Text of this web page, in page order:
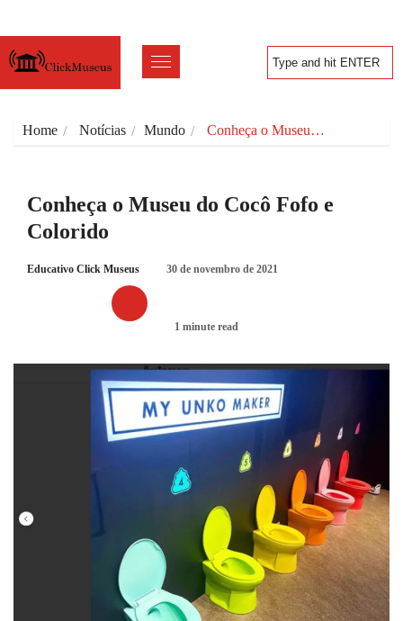
Home Notícias Mundo Conheça o Museu…
Conheça o Museu do Cocô Fofo e
Colorido
Educativo Click Museus 30 de novembro de 2021
1 minute read